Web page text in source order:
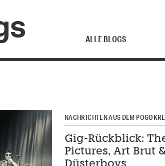
ALLE BLOGS
NACHRICHTEN AUS DEM
Gig-Rückblick:
Pictures, Art Brut